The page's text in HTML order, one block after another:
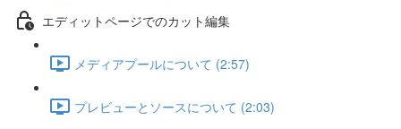
エディットページでのカット編集
メディアプールについて (2:57)
プレビューとソースについて (2:03)